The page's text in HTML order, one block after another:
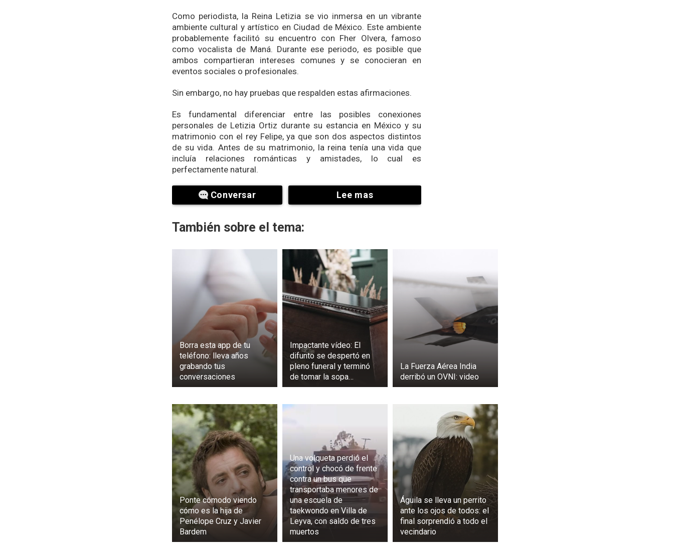
Como periodista, la Reina Letizia se vio inmersa en un vibrante
ambiente cultural y artístico en Ciudad de México. Este ambiente
probablemente facilitó su encuentro con Fher Olvera, famoso
como vocalista de Maná. Durante ese periodo, es posible que
ambos compartieran intereses comunes y se conocieran en
eventos sociales o profesionales.
Sin embargo, no hay pruebas que respalden estas afirmaciones.
Es fundamental diferenciar entre las posibles conexiones
personales de Letizia Ortiz durante su estancia en México y su
matrimonio con el rey Felipe, ya que son dos aspectos distintos
de su vida. Antes de su matrimonio, la reina tenía una vida que
incluía relaciones románticas y amistades, lo cual es
perfectamente natural.
Conversar Lee mas
También sobre el tema:
Borra esta app de tu
teléfono: lleva años
grabando tus
conversaciones
Impactante vídeo: El
difunto se despertó en
pleno funeral y terminó
de tomar la sopa…
La Fuerza Aérea India
derribó un OVNI: video
Ponte cómodo viendo
cómo es la hija de
Penélope Cruz y Javier
Bardem
Una volqueta perdió el
control y chocó de frente
contra un bus que
transportaba menores de
una escuela de
taekwondo en Villa de
Leyva, con saldo de tres
muertos
Águila se lleva un perrito
ante los ojos de todos: el
final sorprendió a todo el
vecindario